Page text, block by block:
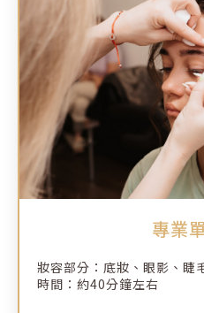
專業
妝容部分：底妝、眼影、睫
時間：約40分鐘左右